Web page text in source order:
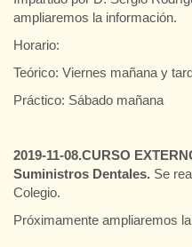
ampliaremos la información.
Horario:
Teórico: Viernes mañana y
Práctico: Sábado mañana
2019-11-08.CURSO
Suministros Dentales. Se
Colegio.
Próximamente ampliaremos